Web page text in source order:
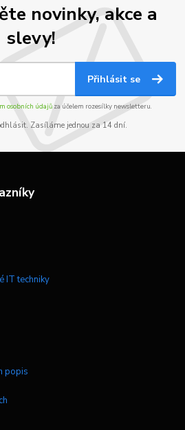
novinky, akce a
slevy!
Přihlásit se
osobních údajůza účelem rozesílky newsletteru.
Zasíláme jednou za 14 dní.
IT techniky
popis